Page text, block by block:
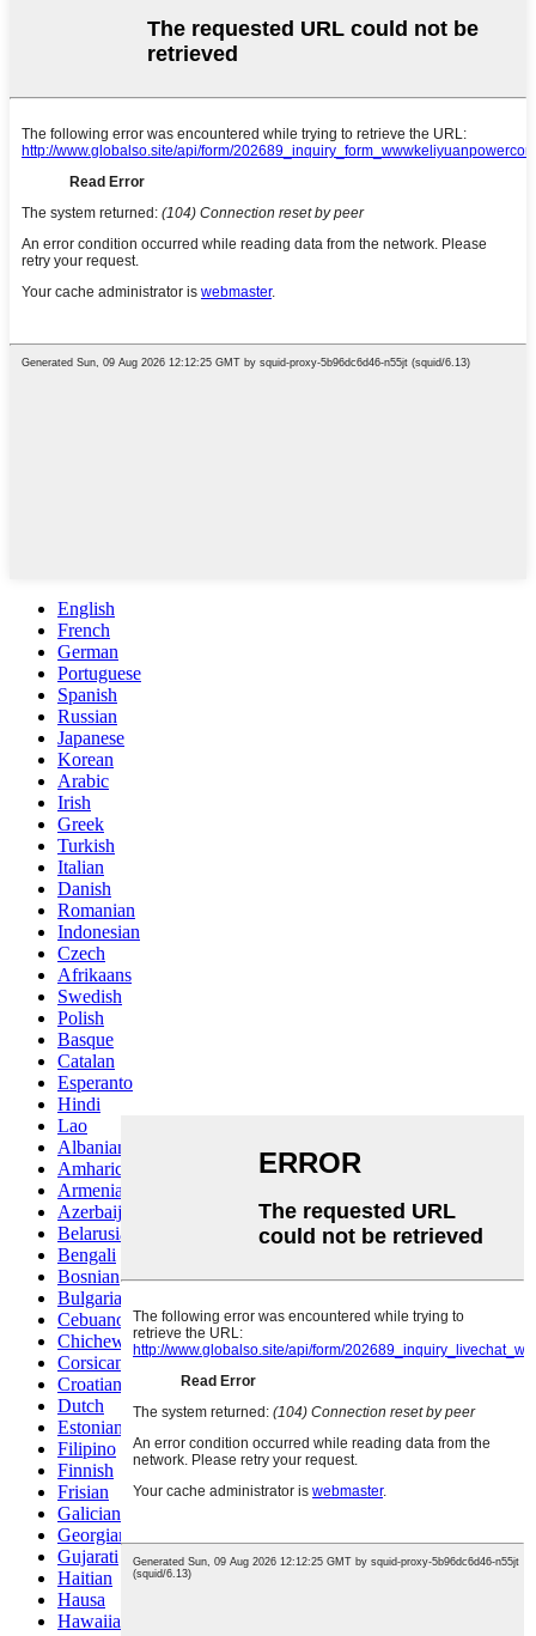
English
French
German
Portuguese
Spanish
Russian
Japanese
Korean
Arabic
Irish
Greek
Turkish
Italian
Danish
Romanian
Indonesian
Czech
Afrikaans
Swedish
Polish
Basque
Catalan
Esperanto
Hindi
Lao
Albanian
Amharic
Armenian
Azerbaijani
Belarusian
Bengali
Bosnian
Bulgarian
Cebuano
Chichewa
Corsican
Croatian
Dutch
Estonian
Filipino
Finnish
Frisian
Galician
Georgian
Gujarati
Haitian
Hausa
Hawaiian